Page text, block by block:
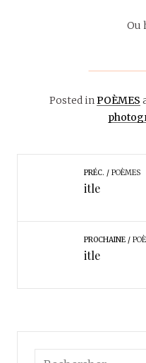
Ou
Posted inPOÈMES
PRÉC. POÈMES
itle
PROCHAINE
itle